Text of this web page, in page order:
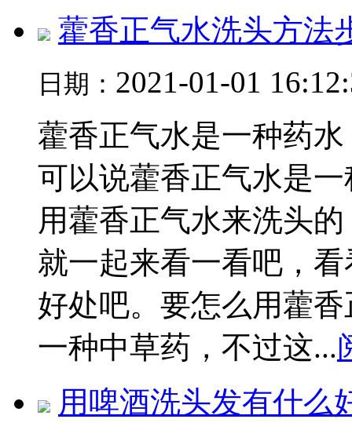
藿香正气水洗头方法
日期： 2021-01-01
藿香正气水是一种药
可以说藿香正气水是
用藿香正气水来洗头
就一起来看一看吧，
好处吧。要怎么用藿
一种中草药，不过这...
用啤酒洗头发有什么